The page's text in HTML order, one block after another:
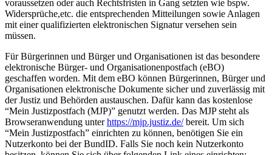
voraussetzen oder auch Rechtsfristen in Gang setzten wie bspw.
Widersprüche,etc. die entsprechenden Mitteilungen sowie Anlagen
mit einer qualifizierten elektronischen Signatur versehen sein
müssen.
Für Bürgerinnen und Bürger und Organisationen ist das besondere
elektronische Bürger- und Organisationenpostfach (eBO)
geschaffen worden. Mit dem eBO können Bürgerinnen, Bürger und
Organisationen elektronische Dokumente sicher und zuverlässig mit
der Justiz und Behörden austauschen. Dafür kann das kostenlose
“Mein Justizpostfach (MJP)” genutzt werden. Das MJP steht als
Browseranwendung unterhttps://mjp.justiz.de/bereit. Um sich
“Mein Justizpostfach” einrichten zu können, benötigen Sie ein
Nutzerkonto bei der BundID. Falls Sie noch kein Nutzerkonto